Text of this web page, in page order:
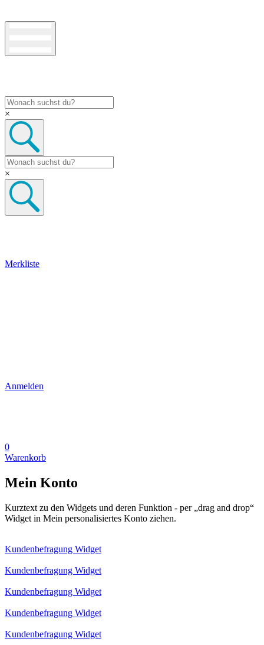
×
×
Merkliste
Anmelden
0
Warenkorb
Mein Konto
Kurztext zu den Widgets und deren Funktion - per „drag and drop“
Widget in Mein personalisiertes Konto ziehen.
Kundenbefragung Widget
Kundenbefragung Widget
Kundenbefragung Widget
Kundenbefragung Widget
Kundenbefragung Widget